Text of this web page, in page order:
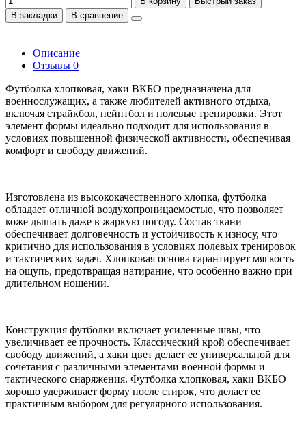
В закладки
В сравнение
Описание
Отзывы 0
Футболка хлопковая, хаки ВКБО предназначена для
военнослужащих, а также любителей активного отдыха,
включая страйкбол, пейнтбол и полевые тренировки. Этот
элемент формы идеально подходит для использования в
условиях повышенной физической активности, обеспечивая
комфорт и свободу движений.
Изготовлена из высококачественного хлопка, футболка
обладает отличной воздухопроницаемостью, что позволяет
коже дышать даже в жаркую погоду. Состав ткани
обеспечивает долговечность и устойчивость к износу, что
критично для использования в условиях полевых тренировок
и тактических задач. Хлопковая основа гарантирует мягкость
на ощупь, предотвращая натирание, что особенно важно при
длительном ношении.
Конструкция футболки включает усиленные швы, что
увеличивает ее прочность. Классический крой обеспечивает
свободу движений, а хаки цвет делает ее универсальной для
сочетания с различными элементами военной формы и
тактического снаряжения. Футболка хлопковая, хаки ВКБО
хорошо удерживает форму после стирок, что делает ее
практичным выбором для регулярного использования.